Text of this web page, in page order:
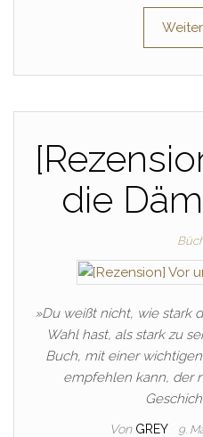
die
»Du weißt nicht, wie stark
Wahl hast, als stark zu
Buch, mit einer
empfehlen kann, der
Von GREY 9.